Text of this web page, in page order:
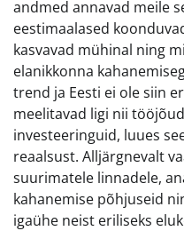
andmed annavad meile
eestimaalased
kasvavad mühinal ning
elanikkonna
trend ja Eesti ei ole siin
meelitavad ligi nii
investeeringuid, luues
reaalsust. Alljärgnevalt
suurimatele linnadele,
kahanemise põhjuseid
igaühe neist eriliseks